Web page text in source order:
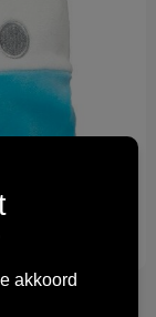
akkoord